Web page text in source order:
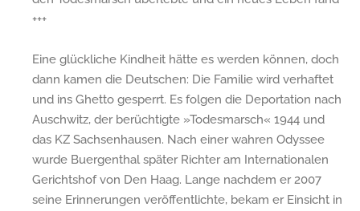
+++
Eine glückliche Kindheit hätte es werden können, doch
dann kamen die Deutschen: Die Familie wird verhaftet
und ins Ghetto gesperrt. Es folgen die Deportation nach
Auschwitz, der berüchtigte »Todesmarsch« 1944 und
das KZ Sachsenhausen. Nach einer wahren Odyssee
wurde Buergenthal später Richter am Internationalen
Gerichtshof von Den Haag. Lange nachdem er 2007
seine Erinnerungen veröffentlichte, bekam er Einsicht in